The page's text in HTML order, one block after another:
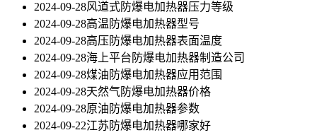
2024-09-28风道式防爆电加热器压力等级
2024-09-28高温防爆电加热器型号
2024-09-28高压防爆电加热器表面温度
2024-09-28海上平台防爆电加热器制造公司
2024-09-28煤油防爆电加热器应用范围
2024-09-28天然气防爆电加热器价格
2024-09-28原油防爆电加热器参数
2024-09-22江苏防爆电加热器哪家好